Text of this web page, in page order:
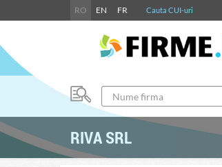
RO EN FR Cauta CUI-uri
RIVA SRL